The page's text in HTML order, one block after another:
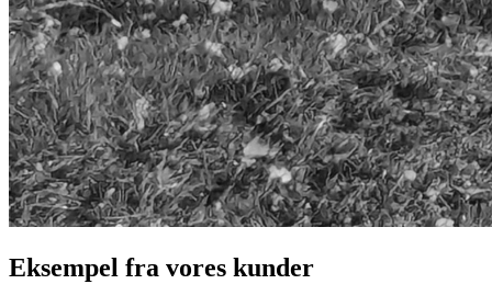
Eksempel fra vores kunder